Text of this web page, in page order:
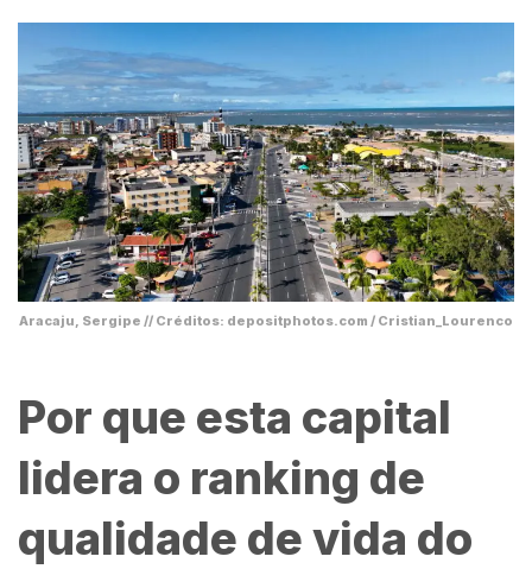
Aracaju, Sergipe // Créditos: depositphotos.com / Cristian_Lourenco
Por que esta capital
lidera o ranking de
qualidade de vida do